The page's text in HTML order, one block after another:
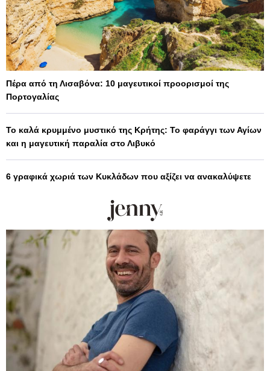
Πέρα από τη Λισαβόνα: 10 μαγευτικοί προορισμοί της
Πορτογαλίας
Το καλά κρυμμένο μυστικό της Κρήτης: Το φαράγγι των Αγίων
και η μαγευτική παραλία στο Λιβυκό
6 γραφικά χωριά των Κυκλάδων που αξίζει να ανακαλύψετε